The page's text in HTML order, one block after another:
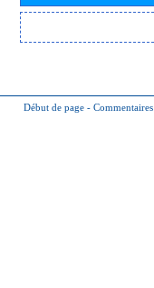
Début de page - Commentaires